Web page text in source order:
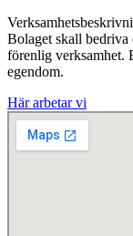
Bolaget skall bedriva
förenlig verksamhet.
egendom.
Här arbetar vi